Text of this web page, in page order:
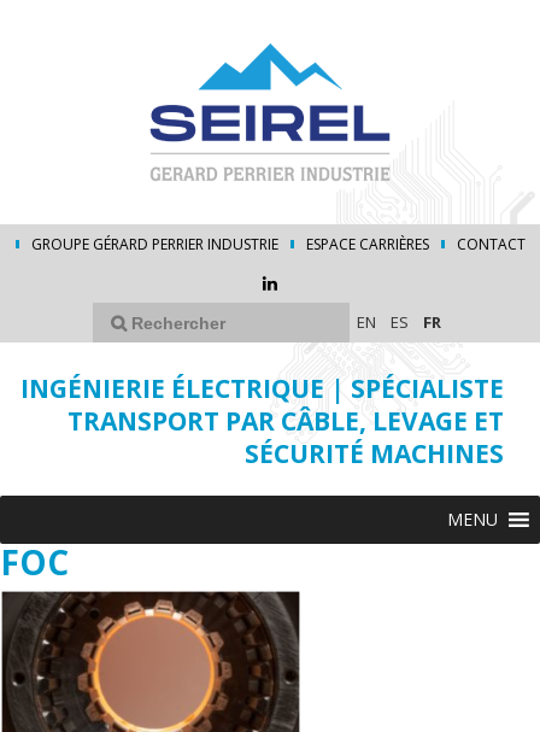
GROUPE GÉRARD PERRIER INDUSTRIE ESPACE CARRIÈRES CONTACT
EN ES FR
INGÉNIERIE ÉLECTRIQUE | SPÉCIALISTE
TRANSPORT PAR CÂBLE, LEVAGE ET
SÉCURITÉ MACHINES
MENU
FOC